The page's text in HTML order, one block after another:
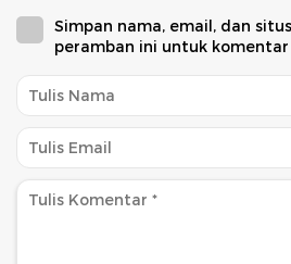
Simpan nama, email, dan
peramban ini untuk